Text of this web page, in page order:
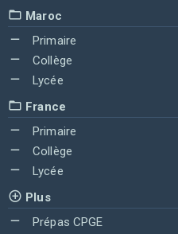
Maroc
Primaire
Collège
Lycée
France
Primaire
Collège
Lycée
Plus
Prépas CPGE